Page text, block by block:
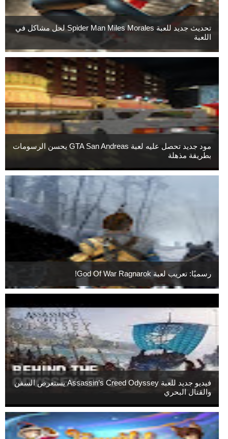
تحديث جديد للعبة Spider Man Miles Morales لحل مشاكل في
اللعبة
مود جديد تحصل عليه لعبة GTA San Andreas يحسن الرسومات
بطريقة مذهلة
رسميًا: تعريب لعبة God Of War Ragnarok!
فيديو جديد للعبة Assassin’s Creed Odyssey يستعرض السفن
والقتال البحري